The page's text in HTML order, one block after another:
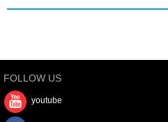
FOLLOW US
youtube